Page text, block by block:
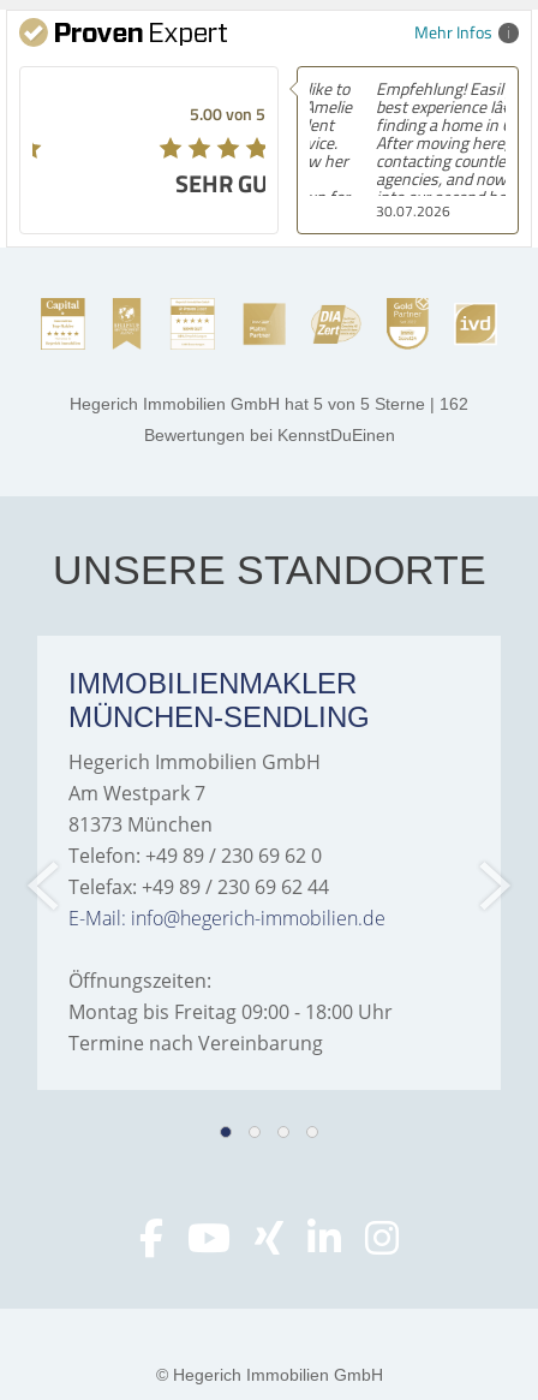
Mehr Infos
SEHR GUT
30.07.2026
Empfehlung! Easily the
best experience Iâ€™ve had
finding a home in Germany.
After moving here,
contacting countless
agencies, and now settling
into our second house, I
know firsthand how
challenging and
overwhelming the German
stands out far above the
rest. They made the entire
process smooth,
thanks, and a huge part of
the credit goes to Amelie
Jamrowâ€”she was
exceptionally professional,
Hegerich Immobilien to
anyone looking for a home.
Hegerich Immobilien GmbH hat 5 von 5 Sterne | 162
Bewertungen bei KennstDuEinen
UNSERE STANDORTE
IMMOBILIENMAKLER
MÜNCHEN-SENDLING
Hegerich Immobilien GmbH
Am Westpark 7
81373 München
Telefon: +49 89 / 230 69 62 0
Telefax: +49 89 / 230 69 62 44
E-Mail: info@hegerich-immobilien.de
Öffnungszeiten:
Montag bis Freitag 09:00 - 18:00 Uhr
Termine nach Vereinbarung
© Hegerich Immobilien GmbH